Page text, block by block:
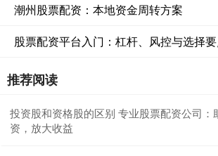
潮州股票配资：本地资金周转方案
股票配资平台入门：杠杆、风控与选择要
推荐阅读
投资股和资格股的区别 专业股票配资公司：
资，放大收益